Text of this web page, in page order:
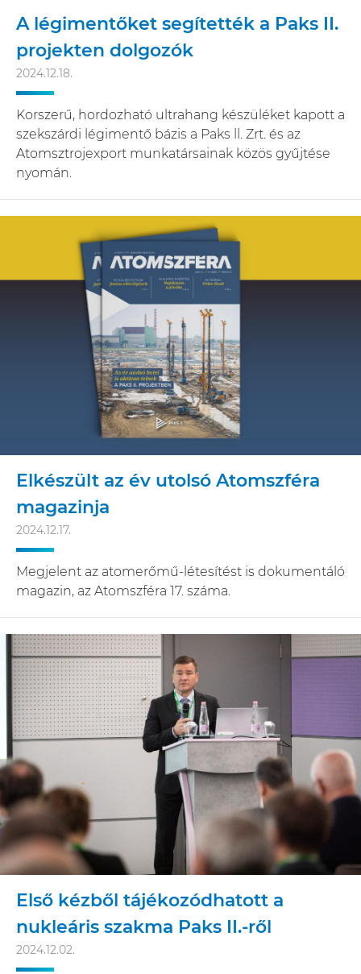
A légimentőket segítették a Paks II.
projekten dolgozók
2024.12.18.
Korszerű, hordozható ultrahang készüléket kapott a
szekszárdi légimentő bázis a Paks ll. Zrt. és az
Atomsztrojexport munkatársainak közös gyűjtése
nyomán.
Elkészült az év utolsó Atomszféra
magazinja
2024.12.17.
Megjelent az atomerőmű-létesítést is dokumentáló
magazin, az Atomszféra 17. száma.
Első kézből tájékozódhatott a
nukleáris szakma Paks II.-ről
2024.12.02.